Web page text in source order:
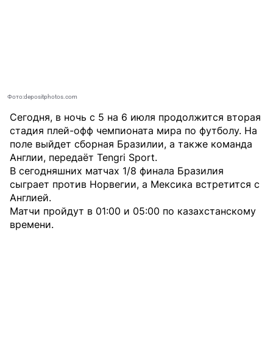
Фото:depositphotos.com
Сегодня, в ночь с 5 на 6 июля продолжится вторая
стадия плей-офф чемпионата мира по футболу. На
поле выйдет сборная Бразилии, а также команда
Англии, передаёт Tengri Sport.
В сегодняшних матчах 1/8 финала Бразилия
сыграет против Норвегии, а Мексика встретится с
Англией.
Матчи пройдут в 01:00 и 05:00 по казахстанскому
времени.